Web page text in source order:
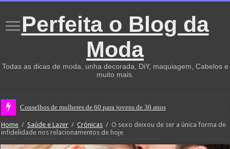
Perfeita o Blog da
Moda
Todas as dicas de moda, unha decorada, DiY, maquiagem, Cabelos e
muito mais.
Conselhos de mulheres de 60 para jovens de 30 anos
Home / Saúde e Lazer / Crónicas / O sexo deixou de ser a única forma de
infidelidade nos relacionamentos de hoje